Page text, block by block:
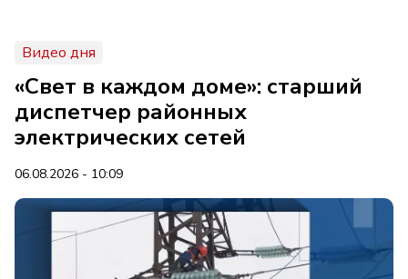
Видео дня
«Свет в каждом доме»: старший
диспетчер районных
электрических сетей
06.08.2026 - 10:09